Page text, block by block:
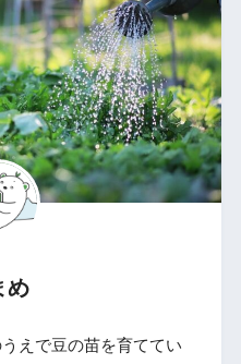
め
えで豆の苗を育ててい